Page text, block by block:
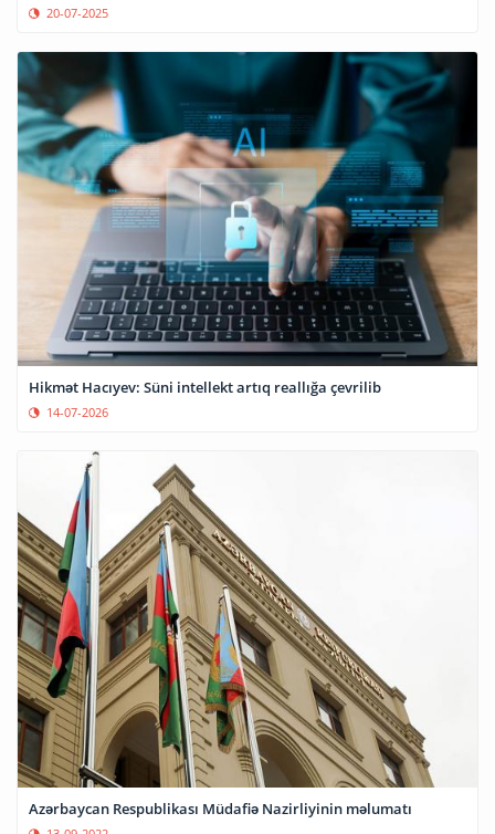
20-07-2025
Hikmət Hacıyev: Süni intellekt artıq reallığa çevrilib
14-07-2026
Azərbaycan Respublikası Müdafiə Nazirliyinin məlumatı